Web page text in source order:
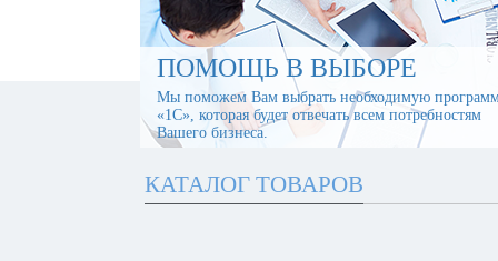
ПОМОЩЬ В ВЫБОРЕ
Мы поможем Вам выбрать необходимую
«1С», которая будет отвечать всем потребностям
Вашего бизнеса.
КАТАЛОГ ТОВАРОВ